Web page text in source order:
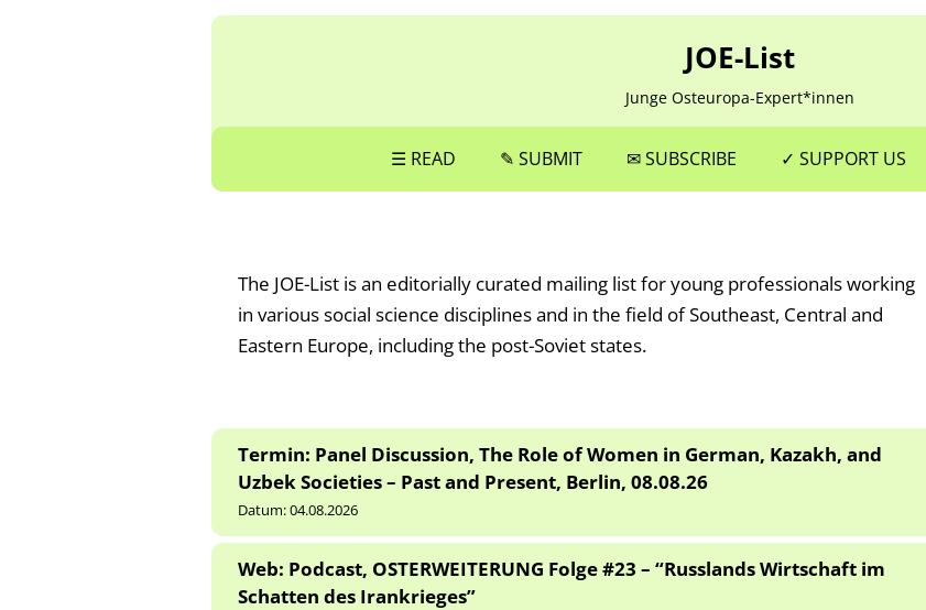
JOE-List
Junge Osteuropa-Expert*innen
Skip
content
☰ READ ✎ SUBMIT ✉ SUBSCRIBE ✓ SUPPORT US
The JOE-List is an editorially curated mailing list for young professionals working
in various social science disciplines and in the field of Southeast, Central and
Eastern Europe, including the post-Soviet states.
Termin: Panel Discussion, The Role of Women in German, Kazakh, and
Uzbek Societies – Past and Present, Berlin, 08.08.26
Datum:04.08.2026
Web: Podcast, OSTERWEITERUNG Folge #23 – “Russlands Wirtschaft im
Schatten des Irankrieges”